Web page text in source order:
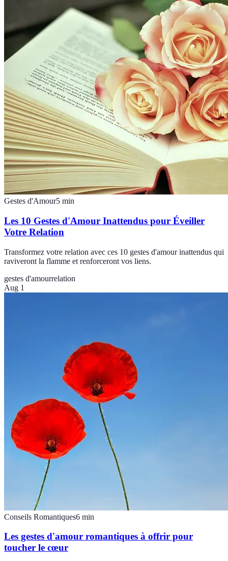
Gestes d'Amour5 min
Les 10 Gestes d'Amour Inattendus pour Éveiller
Votre Relation
Transformez votre relation avec ces 10 gestes d'amour inattendus qui
raviveront la flamme et renforceront vos liens.
gestes d'amourrelation
Aug 1
Conseils Romantiques6 min
Les gestes d'amour romantiques à offrir pour
toucher le cœur